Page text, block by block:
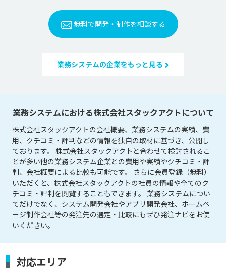
無料で開発・制作を相談する
業務システムの企業をもっと見る
業務システムにおける株式会社スタックアクトについて
株式会社スタックアクトの会社概要、業務システムの実績、費
用、クチコミ・評判などの情報を独自の取材に基づき、公開し
ております。 株式会社スタックアクトと合わせて検討されるこ
とが多い他の業務システム企業との費用や実績やクチコミ・評
判、会社概要による比較も可能です。 さらに会員登録（無料）
いただくと、株式会社スタックアクトの社員の情報や全てのク
チコミ・評判を閲覧することもできます。 業務システムについ
てだけでなく、システム開発会社やアプリ開発会社、ホームペ
ージ制作会社等の発注先の選定・比較にもぜひ発注ナビをお使
いください。
対応エリア